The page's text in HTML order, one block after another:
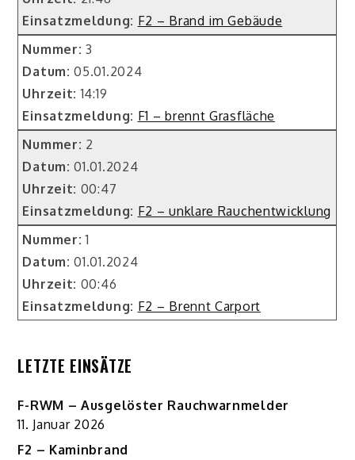
Einsatzmeldung: F2 – Brand im Gebäude
Nummer: 3
Datum: 05.01.2024
Uhrzeit: 14:19
Einsatzmeldung: F1 – brennt Grasfläche
Nummer: 2
Datum: 01.01.2024
Uhrzeit: 00:47
Einsatzmeldung: F2 – unklare Rauchentwicklung
Nummer: 1
Datum: 01.01.2024
Uhrzeit: 00:46
Einsatzmeldung: F2 – Brennt Carport
LETZTE EINSÄTZE
F-RWM – Ausgelöster Rauchwarnmelder
11. Januar 2026
F2 – Kaminbrand